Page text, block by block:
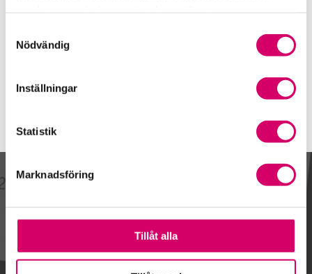
Nödvändig
Inställningar
Statistik
Marknadsföring
Tillåt alla